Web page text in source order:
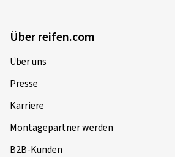
Über reifen.com
Über uns
Presse
Karriere
Montagepartner werden
B2B-Kunden